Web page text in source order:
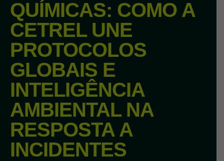
QUÍMICAS: COMO A
CETREL UNE
PROTOCOLOS
GLOBAIS E
INTELIGÊNCIA
AMBIENTAL NA
RESPOSTA A
INCIDENTES